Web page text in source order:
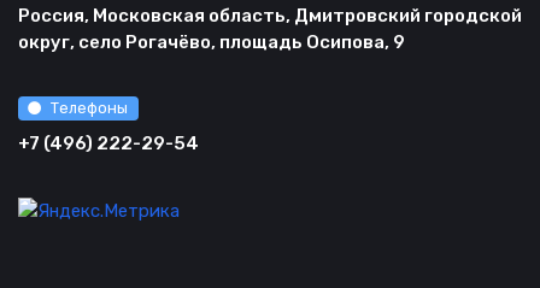
Россия, Московская область, Дмитровский городской
округ, село Рогачёво, площадь Осипова, 9
Телефоны
+7 (496) 222-29-54